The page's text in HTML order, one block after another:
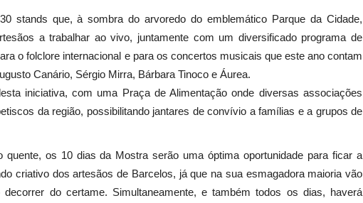
stands que, à sombra do arvoredo do emblemático Parque da Cidade,
a trabalhar ao vivo, juntamente com um diversificado programa de
o folclore internacional e para os concertos musicais que este ano contam
Canário, Sérgio Mirra, Bárbara Tinoco e Áurea.
iniciativa, com uma Praça de Alimentação onde diversas associações
da região, possibilitando jantares de convívio a famílias e a grupos de
quente, os 10 dias da Mostra serão uma óptima oportunidade para ficar a
criativo dos artesãos de Barcelos, já que na sua esmagadora maioria vão
do certame. Simultaneamente, e também todos os dias, haverá